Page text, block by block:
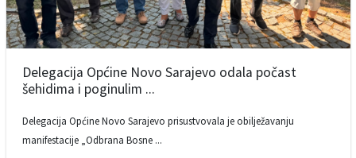
Delegacija Općine Novo Sarajevo odala počast
šehidima i poginulim ...
Delegacija Općine Novo Sarajevo prisustvovala je obilježavanju
manifestacije „Odbrana Bosne ...